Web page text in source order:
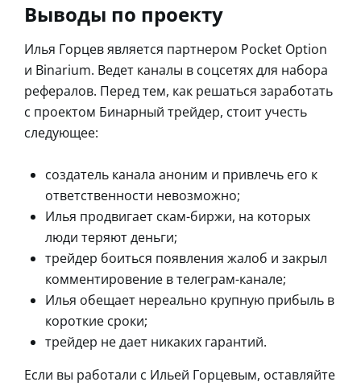
Выводы по проекту
Илья Горцев является партнером Pocket Option
и Binarium. Ведет каналы в соцсетях для набора
рефералов. Перед тем, как решаться заработать
с проектом Бинарный трейдер, стоит учесть
следующее:
создатель канала аноним и привлечь его к
ответственности невозможно;
Илья продвигает скам-биржи, на которых
люди теряют деньги;
трейдер боиться появления жалоб и закрыл
комментировение в телеграм-канале;
Илья обещает нереально крупную прибыль в
короткие сроки;
трейдер не дает никаких гарантий.
Если вы работали с Ильей Горцевым, оставляйте